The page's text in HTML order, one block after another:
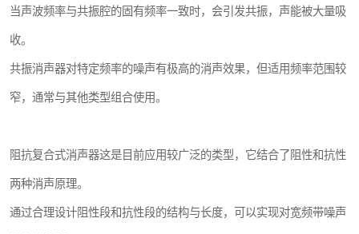
当声波频率与共振腔的固有频率一致时，会引发共振，声能被大量吸
收。
共振消声器对特定频率的噪声有极高的消声效果，但适用频率范围较
窄，通常与其他类型组合使用。
阻抗复合式消声器这是目前应用较广泛的类型，它结合了阻性和抗性
两种消声原理。
通过合理设计阻性段和抗性段的结构与长度，可以实现对宽频带噪声